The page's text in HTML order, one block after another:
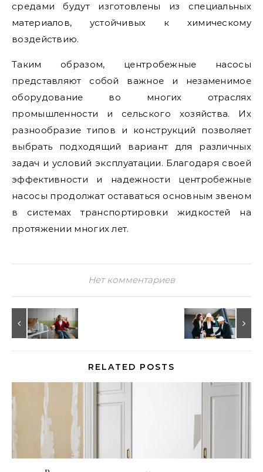
средами будут изготовлены из специальных
материалов, устойчивых к химическому
воздействию.
Таким образом, центробежные насосы
представляют собой важное и незаменимое
оборудование во многих отраслях
промышленности и сельского хозяйства. Их
разнообразие типов и конструкций позволяет
выбрать подходящий вариант для различных
задач и условий эксплуатации. Благодаря своей
эффективности и надежности центробежные
насосы продолжат оставаться основным звеном
в системах транспортировки жидкостей на
протяжении многих лет.
Нет комментариев
RELATED POSTS